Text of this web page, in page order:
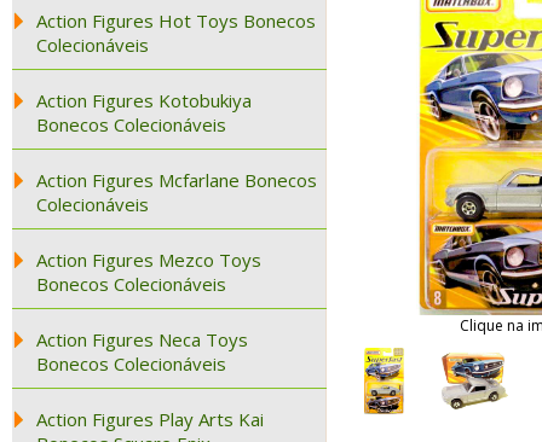
Action Figures Hot Toys Bonecos
Colecionáveis
Action Figures Kotobukiya
Bonecos Colecionáveis
Action Figures Mcfarlane Bonecos
Colecionáveis
Action Figures Mezco Toys
Bonecos Colecionáveis
Action Figures Neca Toys
Bonecos Colecionáveis
Action Figures Play Arts Kai
Clique na